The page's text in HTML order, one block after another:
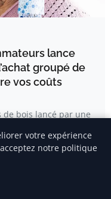
lance
groupé de
vos coûts
de bois lancé par une
votre expérience
notre politique